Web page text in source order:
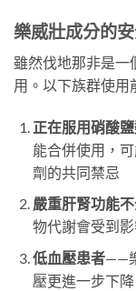
樂威壯成分的
雖然伐地那非是一
用。以下族群使用
正在服用硝酸
能合併使用，
劑的共同禁忌
嚴重肝腎功能
物代謝會受到
低血壓患者——
壓更進一步下降